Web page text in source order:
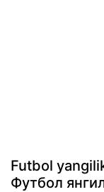
Futbol
Футбол